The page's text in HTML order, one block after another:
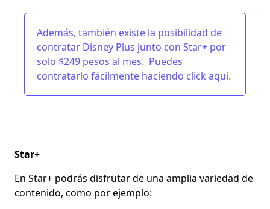
Además, también existe la posibilidad de
contratar Disney Plus junto con Star+ por
solo $249 pesos al mes. Puedes
contratarlo fácilmente haciendo click aquí.
Star+
En Star+ podrás disfrutar de una amplia variedad de
contenido, como por ejemplo: